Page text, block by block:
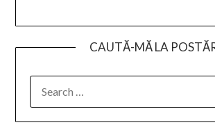
CAUTĂ-MĂ LA
FOR: